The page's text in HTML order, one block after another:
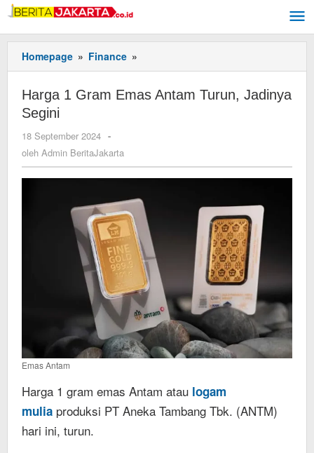
Lewati
ke
konten
Homepage » Finance »
1
Emas
Harga 1 Gram Emas Antam Turun, Jadinya
Segini
18 September 2024 oleh
Admin
-
oleh Admin BeritaJakarta
Emas Antam
Harga 1 gram emas Antam atau logam
mulia produksi PT Aneka Tambang Tbk. (ANTM)
hari ini, turun.